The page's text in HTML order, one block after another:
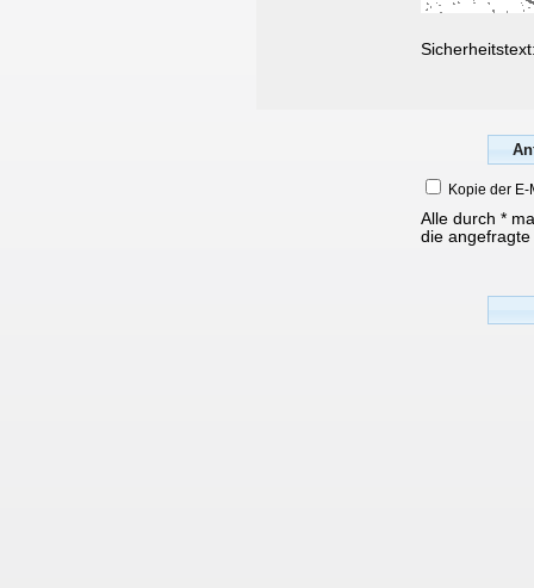
Kopie der
Alle durch *
die